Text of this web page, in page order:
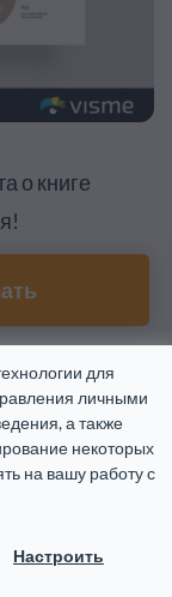
для
личными
а также
некоторых
на вашу работу с
Настроить
о книге
научному